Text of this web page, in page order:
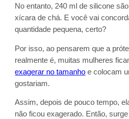
No entanto, 240 ml de silicone
xícara de chá. E você vai
quantidade pequena, certo?
Por isso, ao pensarem que a
realmente é, muitas mulheres
exagerar no tamanho e colocam
gostariam.
Assim, depois de pouco tempo,
não ficou exagerado. Então,